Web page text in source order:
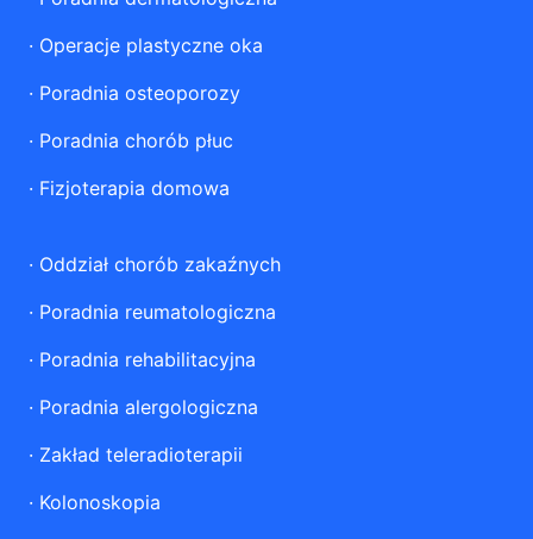
· Operacje plastyczne oka
· Poradnia osteoporozy
· Poradnia chorób płuc
· Fizjoterapia domowa
· Oddział chorób zakaźnych
· Poradnia reumatologiczna
· Poradnia rehabilitacyjna
· Poradnia alergologiczna
· Zakład teleradioterapii
· Kolonoskopia